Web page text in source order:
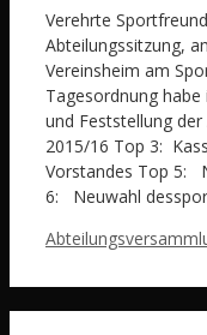
Verehrte
Abteilungssitzung,
Vereinsheim am
Tagesordnung
und Feststellung
2015/16 Top 3:
Vorstandes Top 5:
6: Neuwahl
Schlagwörter